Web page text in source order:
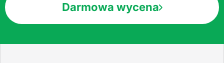
Darmowa wycena